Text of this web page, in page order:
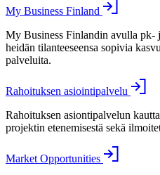
My Business Finland
My Business Finlandin avulla pk-
heidän tilanteeseensa sopivia
palveluita.
Rahoituksen asiointipalvelu
Rahoituksen asiontipalvelun
projektin etenemisestä sekä
Market Opportunities